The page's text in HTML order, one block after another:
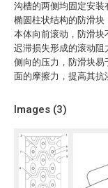
沟槽的两侧均固定安
椭圆柱状结构的防滑
本体向前滚动，防滑块
迟滞损失形成的滚动阻
侧向的压力，防滑块
面的摩擦力，提高其抗
Images (3)